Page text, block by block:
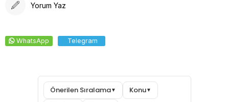
Yorum Yaz
WhatsApp Telegram
Önerilen Sıralama▼ Konu▼